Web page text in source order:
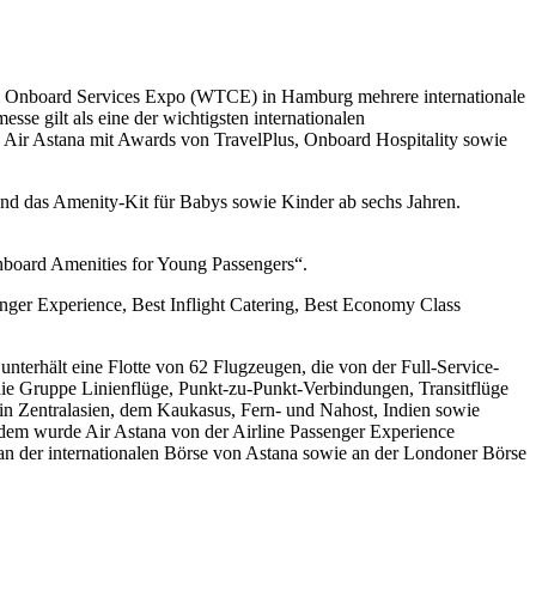
Services Expo (WTCE) in Hamburg mehrere internationale
gilt als eine der wichtigsten internationalen
Astana mit Awards von TravelPlus, Onboard Hospitality sowie
das Amenity-Kit für Babys sowie Kinder ab sechs Jahren.
Amenities for Young Passengers“.
Experience, Best Inflight Catering, Best Economy Class
eine Flotte von 62 Flugzeugen, die von der Full-Service-
Gruppe Linienflüge, Punkt-zu-Punkt-Verbindungen, Transitflüge
Zentralasien, dem Kaukasus, Fern- und Nahost, Indien sowie
wurde Air Astana von der Airline Passenger Experience
der internationalen Börse von Astana sowie an der Londoner Börse